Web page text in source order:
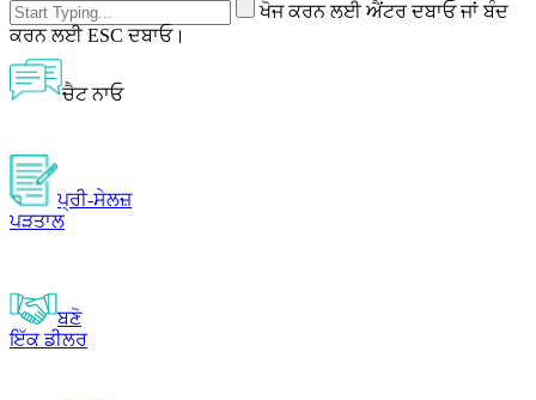
ਖੋਜ ਕਰਨ ਲਈ ਐਂਟਰ ਦਬਾਓ ਜਾਂ ਬੰਦ
ਕਰਨ ਲਈ ESC ਦਬਾਓ।
ਚੈਟ ਨਾਓ
ਪ੍ਰੀ-ਸੇਲਜ਼
ਪੜਤਾਲ
ਬਣੋ
ਇੱਕ ਡੀਲਰ